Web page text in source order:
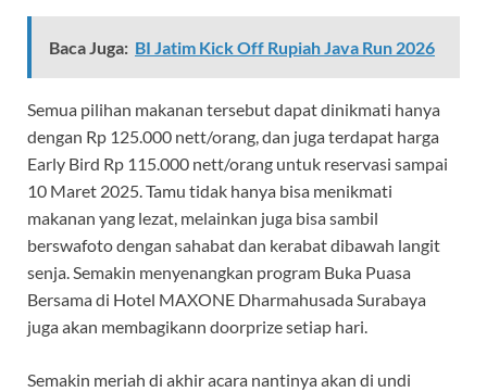
Baca Juga: BI Jatim Kick Off Rupiah Java Run 2026
Semua pilihan makanan tersebut dapat dinikmati hanya
dengan Rp 125.000 nett/orang, dan juga terdapat harga
Early Bird Rp 115.000 nett/orang untuk reservasi sampai
10 Maret 2025. Tamu tidak hanya bisa menikmati
makanan yang lezat, melainkan juga bisa sambil
berswafoto dengan sahabat dan kerabat dibawah langit
senja. Semakin menyenangkan program Buka Puasa
Bersama di Hotel MAXONE Dharmahusada Surabaya
juga akan membagikann doorprize setiap hari.
Semakin meriah di akhir acara nantinya akan di undi